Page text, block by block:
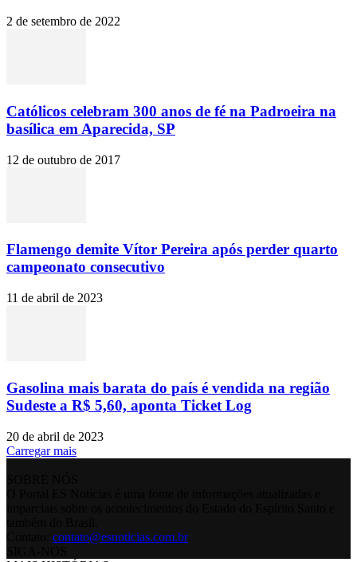
2 de setembro de 2022
Católicos celebram 300 anos de fé na Padroeira na
basílica em Aparecida, SP
12 de outubro de 2017
Flamengo demite Vítor Pereira após perder quarto
campeonato consecutivo
11 de abril de 2023
Gasolina mais barata do país é vendida na região
Sudeste a R$ 5,60, aponta Ticket Log
20 de abril de 2023
Carregar mais
contato@esnoticias.com.br